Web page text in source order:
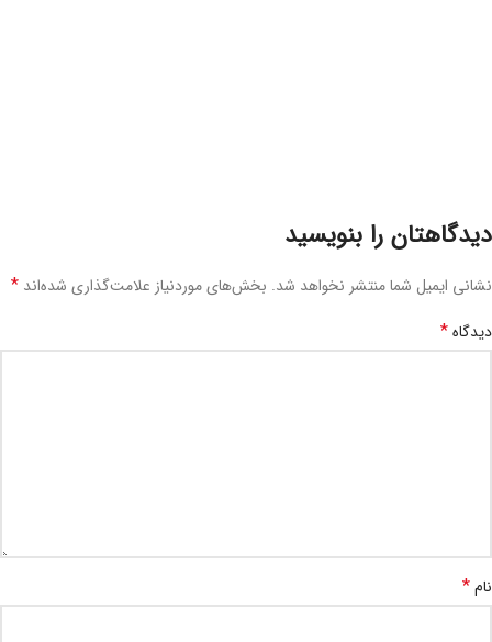
دیدگاهتان را بنویسید
نشانی ایمیل شما منتشر نخواهد شد. بخش‌های موردنیاز علامت‌گذاری شده‌اند *
دیدگاه*
نام*